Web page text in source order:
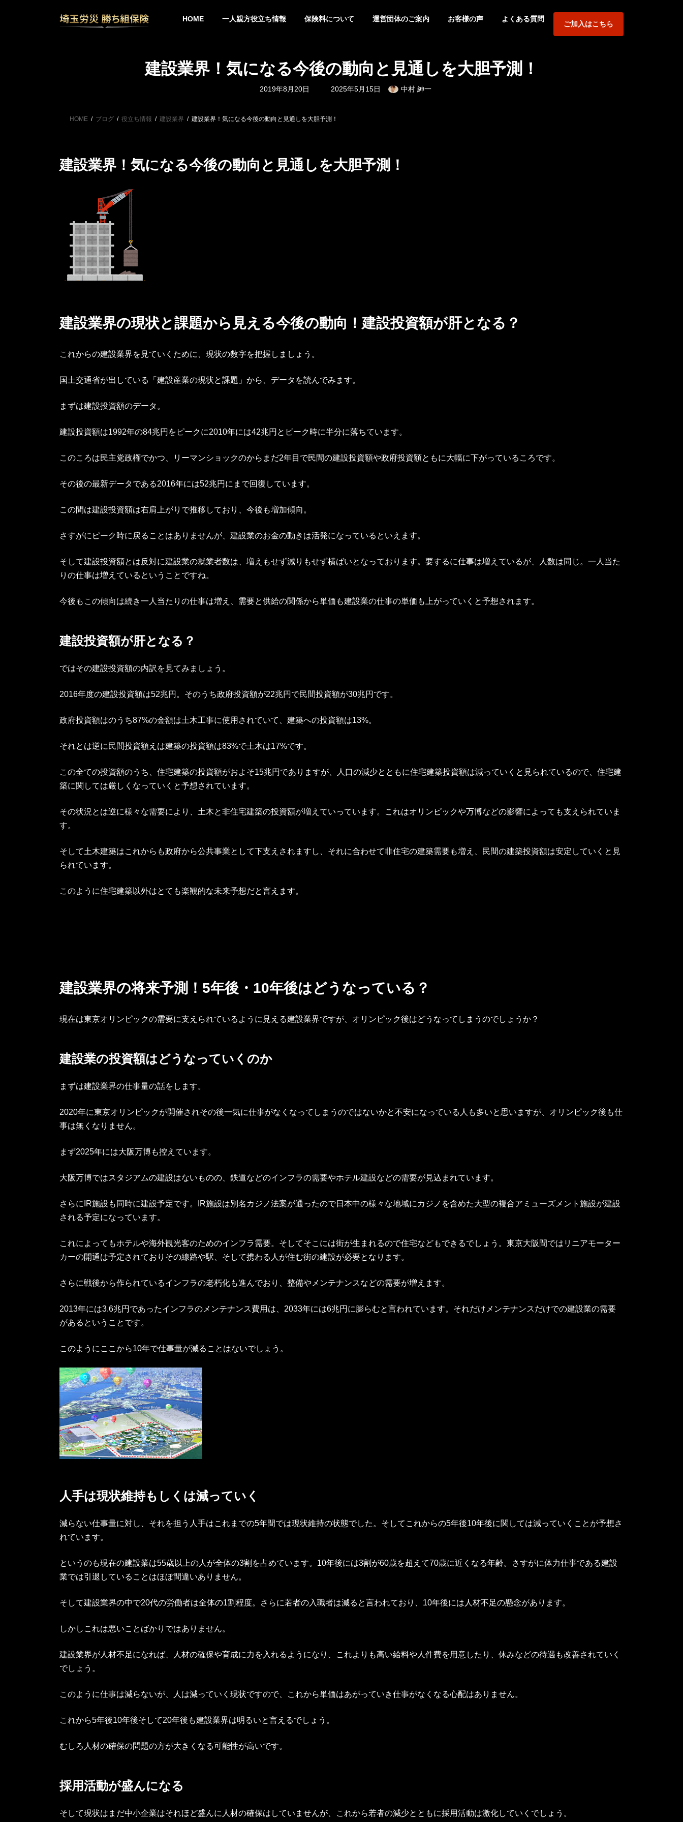
HOME 一人親方役立ち情報 保険料について 運営団体のご案内 お客様の声 よくある質問
ご加入はこちら
建設業界！気になる今後の動向と見通しを大胆予測！
2019年8月20日
最
終
日
時
2025年5月15日 中村 紳一
HOME ブログ 役立ち情報 建設業界 建設業界！気になる今後の動向と見通しを大胆予測！
建設業界！気になる今後の動向と見通しを大胆予測！
建設業界の現状と課題から見える今後の動向！建設投資額が肝となる？
これからの建設業界を見ていくために、現状の数字を把握しましょう。
国土交通省が出している「建設産業の現状と課題」から、データを読んでみます。
まずは建設投資額のデータ。
建設投資額は1992年の84兆円をピークに2010年には42兆円とピーク時に半分に落ちています。
このころは民主党政権でかつ、リーマンショックのからまだ2年目で民間の建設投資額や政府投資額ともに大幅に下がっているころです。
その後の最新データである2016年には52兆円にまで回復しています。
この間は建設投資額は右肩上がりで推移しており、今後も増加傾向。
さすがにピーク時に戻ることはありませんが、建設業のお金の動きは活発になっているといえます。
そして建設投資額とは反対に建設業の就業者数は、増えもせず減りもせず横ばいとなっております。要するに仕事は増えているが、人数は同じ。一人当た
りの仕事は増えているということですね。
今後もこの傾向は続き一人当たりの仕事は増え、需要と供給の関係から単価も建設業の仕事の単価も上がっていくと予想されます。
建設投資額が肝となる？
ではその建設投資額の内訳を見てみましょう。
2016年度の建設投資額は52兆円。そのうち政府投資額が22兆円で民間投資額が30兆円です。
政府投資額はのうち87%の金額は土木工事に使用されていて、建築への投資額は13%。
それとは逆に民間投資額えは建築の投資額は83%で土木は17%です。
この全ての投資額のうち、住宅建築の投資額がおよそ15兆円でありますが、人口の減少とともに住宅建築投資額は減っていくと見られているので、住宅建
築に関しては厳しくなっていくと予想されています。
その状況とは逆に様々な需要により、土木と非住宅建築の投資額が増えていっています。これはオリンピックや万博などの影響によっても支えられていま
す。
そして土木建築はこれからも政府から公共事業として下支えされますし、それに合わせて非住宅の建築需要も増え、民間の建築投資額は安定していくと見
られています。
このように住宅建築以外はとても楽観的な未来予想だと言えます。
建設業界の将来予測！5年後・10年後はどうなっている？
現在は東京オリンピックの需要に支えられているように見える建設業界ですが、オリンピック後はどうなってしまうのでしょうか？
建設業の投資額はどうなっていくのか
まずは建設業界の仕事量の話をします。
2020年に東京オリンピックが開催されその後一気に仕事がなくなってしまうのではないかと不安になっている人も多いと思いますが、オリンピック後も仕
事は無くなりません。
まず2025年には大阪万博も控えています。
大阪万博ではスタジアムの建設はないものの、鉄道などのインフラの需要やホテル建設などの需要が見込まれています。
さらにIR施設も同時に建設予定です。IR施設は別名カジノ法案が通ったので日本中の様々な地域にカジノを含めた大型の複合アミューズメント施設が建設
される予定になっています。
これによってもホテルや海外観光客のためのインフラ需要。そしてそこには街が生まれるので住宅などもできるでしょう。東京大阪間ではリニアモーター
カーの開通は予定されておりその線路や駅、そして携わる人が住む街の建設が必要となります。
さらに戦後から作られているインフラの老朽化も進んでおり、整備やメンテナンスなどの需要が増えます。
2013年には3.6兆円であったインフラのメンテナンス費用は、2033年には6兆円に膨らむと言われています。それだけメンテナンスだけでの建設業の需要
があるということです。
このようにここから10年で仕事量が減ることはないでしょう。
人手は現状維持もしくは減っていく
減らない仕事量に対し、それを担う人手はこれまでの5年間では現状維持の状態でした。そしてこれからの5年後10年後に関しては減っていくことが予想さ
れています。
というのも現在の建設業は55歳以上の人が全体の3割を占めています。10年後には3割が60歳を超えて70歳に近くなる年齢。さすがに体力仕事である建設
業では引退していることはほぼ間違いありません。
そして建設業界の中で20代の労働者は全体の1割程度。さらに若者の入職者は減ると言われており、10年後には人材不足の懸念があります。
しかしこれは悪いことばかりではありません。
建設業界が人材不足になれば、人材の確保や育成に力を入れるようになり、これよりも高い給料や人件費を用意したり、休みなどの待遇も改善されていく
でしょう。
このように仕事は減らないが、人は減っていく現状ですので、これから単価はあがっていき仕事がなくなる心配はありません。
これから5年後10年後そして20年後も建設業界は明るいと言えるでしょう。
むしろ人材の確保の問題の方が大きくなる可能性が高いです。
採用活動が盛んになる
そして現状はまだ中小企業はそれほど盛んに人材の確保はしていませんが、これから若者の減少とともに採用活動は激化していくでしょう。